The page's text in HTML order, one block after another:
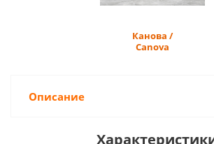
Канова /
Canova
Описание